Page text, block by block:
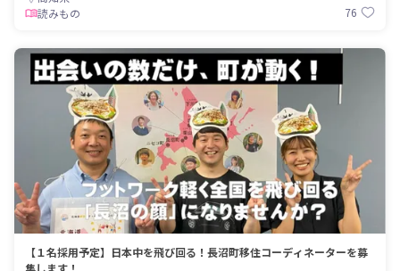
読みもの
76
【１名採用予定】日本中を飛び回る！長沼町移住コーディネーターを募
集します！